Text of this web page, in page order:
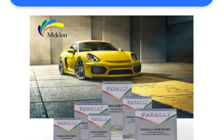
DE
SOUMISSION
SITEMAP
POLITIQUE